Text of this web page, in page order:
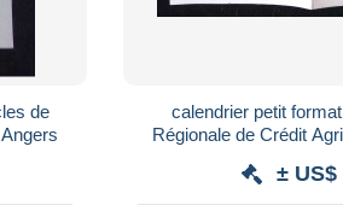
de
calendrier petit
Régionale de Crédit
± US$